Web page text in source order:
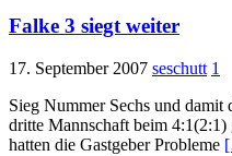
Falke 3 siegt weiter
17. September 2007 seschutt 1
Sieg Nummer Sechs und
dritte Mannschaft beim
hatten die Gastgeber Probleme